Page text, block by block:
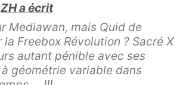
a écrit
Mediawan, mais Quid de
Freebox Révolution ? Sacré X
autant pénible avec ses
géométrie variable dans